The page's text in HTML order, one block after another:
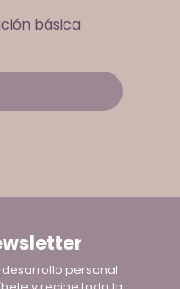
básica
desarrollo personal